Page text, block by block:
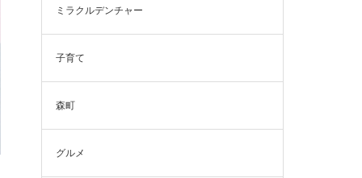
ミラクルデンチャー
子育て
森町
グルメ